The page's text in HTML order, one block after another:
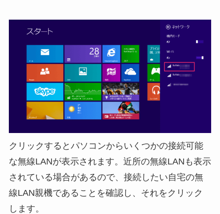
クリックするとパソコンからいくつかの接続可能
な無線LANが表示されます。近所の無線LANも表示
されている場合があるので、接続したい自宅の無
線LAN親機であることを確認し、それをクリック
します。